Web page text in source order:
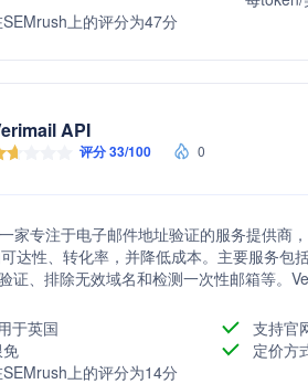
上的评分为47分
API
评分 33/100 0
家专注于电子邮件地址验证的服务提供商
达性、转化率，并降低成本。主要服务包
证、排除无效域名和检测一次性邮箱等。
于英国
支持官
定价方
上的评分为14分